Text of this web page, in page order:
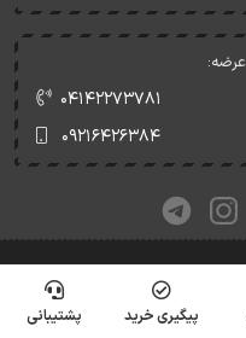
عرضه:
۰۴۱۴۲۲۷۳۷۸۱
۰۹۲۱۶۴۲۶۳۸۴
ایران عرضه می‌باشد.
پیگیری خرید پشتیبانی